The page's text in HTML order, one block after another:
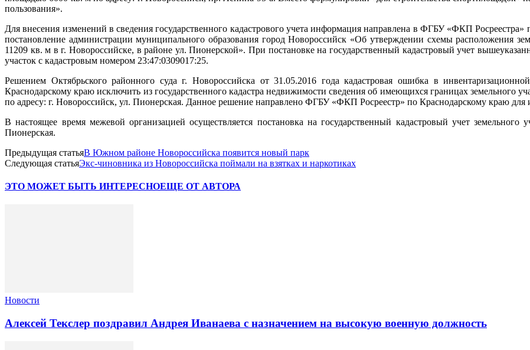
пользования».
Для внесения изменений в сведения государственного кадастрового учета информация направлена в ФГБУ «ФКП
постановление администрации муниципального образования город Новороссийск «Об утверждении схемы расположения
11209 кв. м в г. Новороссийске, в районе ул. Пионерской». При постановке на государственный кадастровый учет
участок с кадастровым номером 23:47:0309017:25.
Решением Октябрьского районного суда г. Новороссийска от 31.05.2016 года кадастровая ошибка в
Краснодарскому краю исключить из государственного кадастра недвижимости сведения об имеющихся границах земельного
по адресу: г. Новороссийск, ул. Пионерская. Данное решение направлено ФГБУ «ФКП Росреестр» по Краснодарскому краю для
В настоящее время межевой организацией осуществляется постановка на государственный кадастровый учет
Пионерская.
Предыдущая статьяВ Южном районе Новороссийска появится новый парк
Следующая статьяЭкс-чиновника из Новороссийска поймали на взятках и наркотиках
ЭТО МОЖЕТ БЫТЬ ИНТЕРЕСНОЕЩЕ ОТ АВТОРА
Новости
Алексей Текслер поздравил Андрея Иванаева с назначением на высокую военную должность